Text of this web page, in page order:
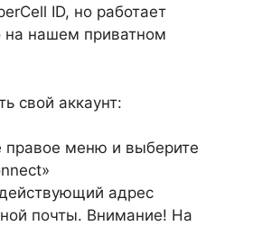
ID, но работает
на нашем приватном
свой аккаунт:
правое меню и выберите
адрес
почты. Внимание! На